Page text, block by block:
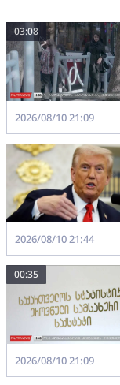
03:08
2026/08/10 21:09
2026/08/10 21:44
00:35
2026/08/10 21:09